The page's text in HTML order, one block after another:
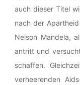
auch dieser Titel
nach der
Nelson Mandela,
antritt und
schaffen.
verheerenden